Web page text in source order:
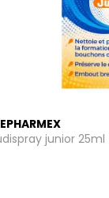
junior 25ml